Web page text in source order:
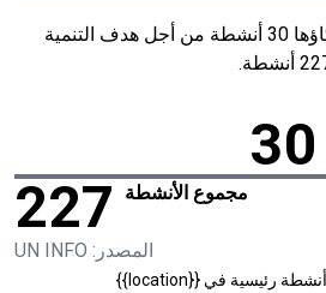
تدعم الأمم المتحدة وشركاؤها 30 أنشطة من أجل هدف التنمية
30
مجموع الأنشطة 227
المصدر: UN INFO
تقوم الأمم المتحدد بتنفيذ 0 أنشطة رئيسية في {{location}}